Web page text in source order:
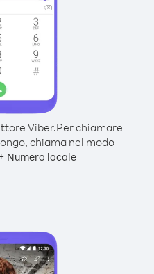
Viber.Per chiamare
chiama nel modo
Numero locale